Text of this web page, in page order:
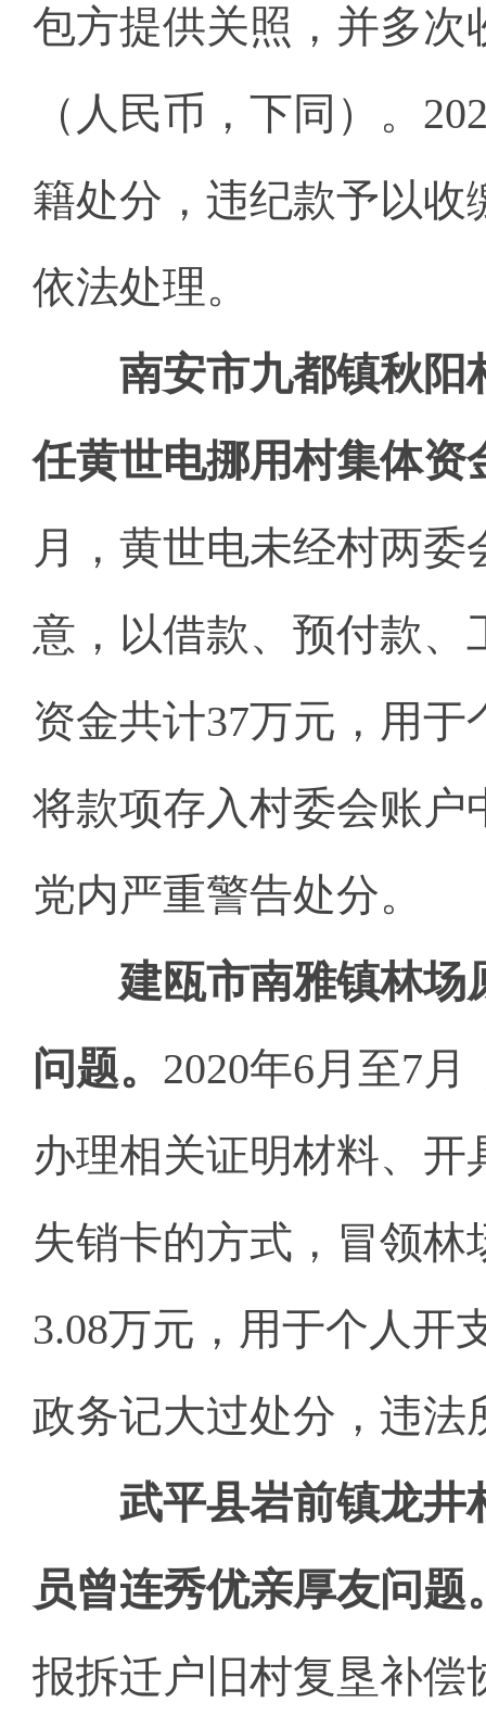
包方提供关照，并多次
（人民币，下同）。
籍处分，违纪款予以
依法处理。
南安市九都镇秋阳
任黄世电挪用村集体资
月，黄世电未经村两
意，以借款、预付款、
资金共计37万元，用
将款项存入村委会账户
党内严重警告处分。
建瓯市南雅镇林场
问题。 2020年6月至7
办理相关证明材料、
失销卡的方式，冒领
3.08万元，用于个人开
政务记大过处分，违法
武平县岩前镇龙井
员曾连秀优亲厚友问题
报拆迁户旧村复垦补偿